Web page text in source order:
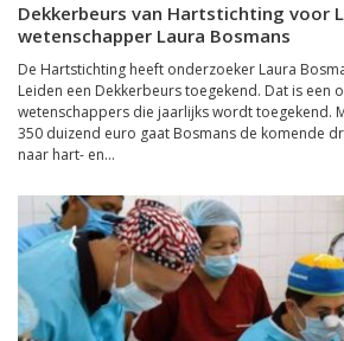
Dekkerbeurs van Hartstichting voor
wetenschapper Laura Bosmans
De Hartstichting heeft onderzoeker Laura
Leiden een Dekkerbeurs toegekend. Dat is een
wetenschappers die jaarlijks wordt toegekend.
350 duizend euro gaat Bosmans de komende
naar hart- en...